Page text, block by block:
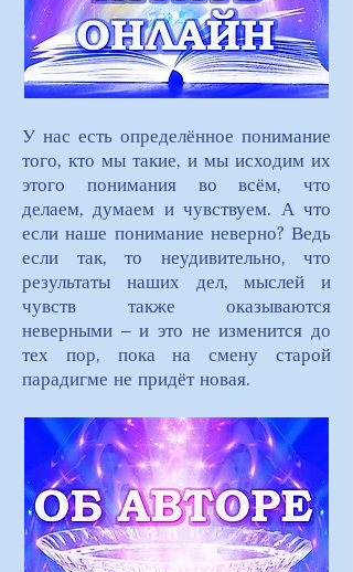
У нас есть определённое понимание
того, кто мы такие, и мы исходим их
этого понимания во всём, что
делаем, думаем и чувствуем. А что
если наше понимание неверно? Ведь
если так, то неудивительно, что
результаты наших дел, мыслей и
чувств также оказываются
неверными – и это не изменится до
тех пор, пока на смену старой
парадигме не придёт новая.